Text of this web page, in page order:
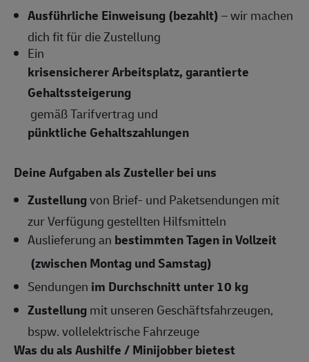
Ausführliche Einweisung (bezahlt)– wir machen
dich fit für die Zustellung
Ein
krisensicherer Arbeitsplatz, garantierte
Gehaltssteigerung
gemäß Tarifvertrag und
pünktliche Gehaltszahlungen
Deine Aufgaben als Zusteller bei uns
Zustellungvon Brief- und Paketsendungen mit
zur Verfügung gestellten Hilfsmitteln
Auslieferung an bestimmten Tagen in Vollzeit
(zwischen Montag und Samstag)
Sendungen im Durchschnitt unter 10 kg
Zustellungmit unseren Geschäftsfahrzeugen,
bspw. vollelektrische Fahrzeuge
Was du als Aushilfe / Minijobber bietest